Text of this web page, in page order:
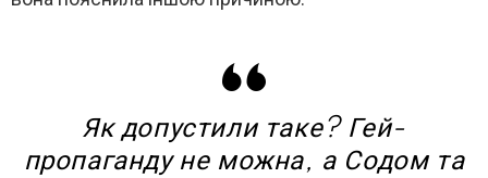
Як допустили таке? Гей-
пропаганду не можна, а Содом та